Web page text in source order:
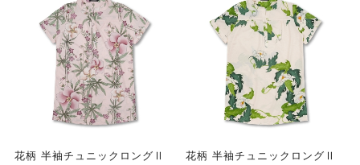
花柄 半袖チュニックロングⅡ
花柄 半袖チュニックロングⅡ